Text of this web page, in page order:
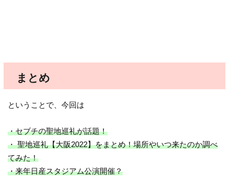
まとめ
ということで、今回は
・セブチの聖地巡礼が話題！
・ 聖地巡礼【大阪2022】をまとめ！場所やいつ来たのか調べ
てみた！
・来年日産スタジアム公演開催？